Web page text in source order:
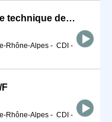
Ingénieur bâtiment en contrôle technique de construction H/F
Rhône-Alpes - CDI -
Rhône-Alpes - CDI -